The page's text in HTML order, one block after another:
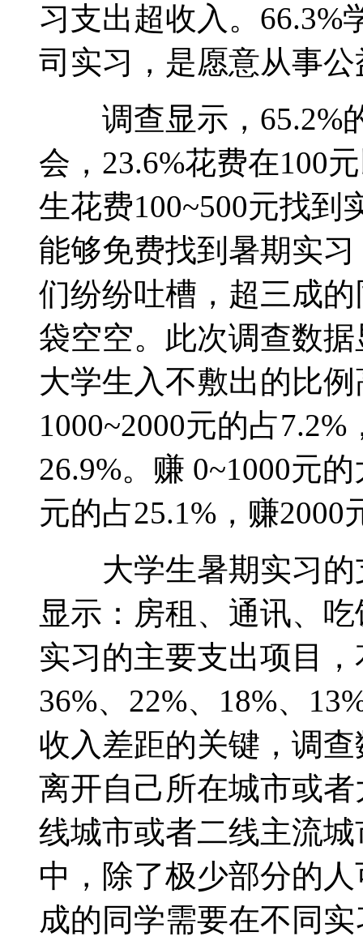
习支出超收入。66.3%
司实习，是愿意从事
调查显示，65.2%
会，23.6%花费在100
生花费100~500元找到
能够免费找到暑期实
们纷纷吐槽，超三成
袋空空。此次调查数
大学生入不敷出的比
1000~2000元的占
26.9%。赚 0~1000元
元的占25.1%，赚2000
大学生暑期实习的
显示：房租、通讯、
实习的主要支出项目
36%、22%、18%、
收入差距的关键，调
离开自己所在城市或
线城市或者二线主流
中，除了极少部分的
成的同学需要在不同